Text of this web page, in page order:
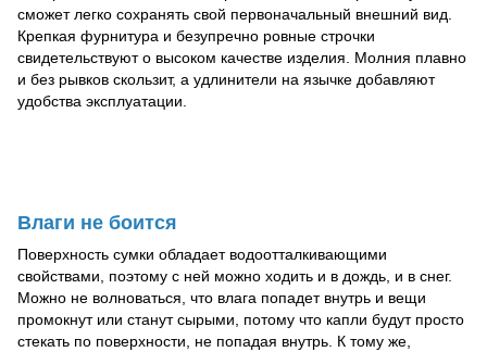
сможет легко сохранять свой первоначальный внешний вид.
Крепкая фурнитура и безупречно ровные строчки
свидетельствуют о высоком качестве изделия. Молния плавно
и без рывков скользит, а удлинители на язычке добавляют
удобства эксплуатации.
Влаги не боится
Поверхность сумки обладает водоотталкивающими
свойствами, поэтому с ней можно ходить и в дождь, и в снег.
Можно не волноваться, что влага попадет внутрь и вещи
промокнут или станут сырыми, потому что капли будут просто
стекать по поверхности, не попадая внутрь. К тому же,